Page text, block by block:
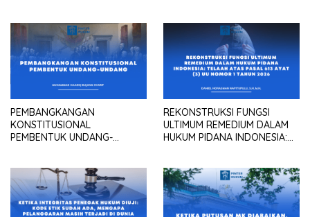
PEMBANGKANGAN
KONSTITUSIONAL
PEMBENTUK UNDANG-
REKONSTRUKSI FUNGSI
ULTIMUM REMEDIUM DALAM
HUKUM PIDANA INDONESIA: